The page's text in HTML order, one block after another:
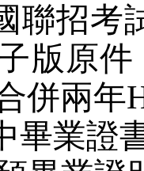
聯招考
版原件
合併兩
畢業證